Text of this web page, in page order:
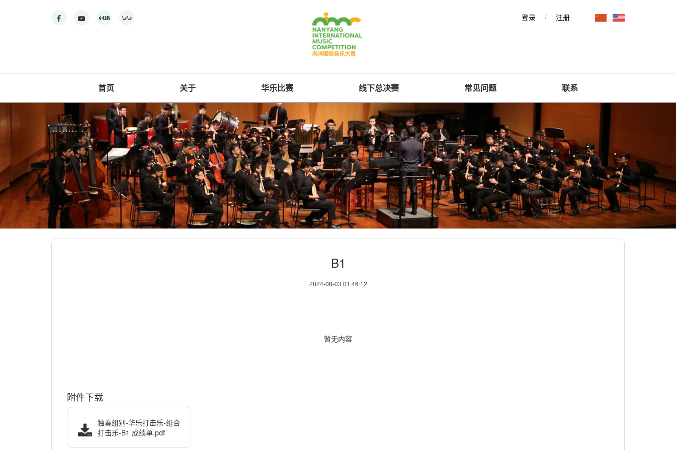
登录 / 注册
首页 关于 华乐比赛 线下总决赛 常见问题 联系
B1
2024-08-03 01:46:12
暂无内容
附件下载
独奏组别-华乐打击乐-组合
打击乐-B1 成绩单.pdf